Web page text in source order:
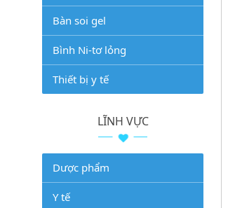
Bàn soi gel
Bình Ni-tơ lỏng
Thiết bị y tế
LĨNH VỰC
Dược phẩm
Y tế